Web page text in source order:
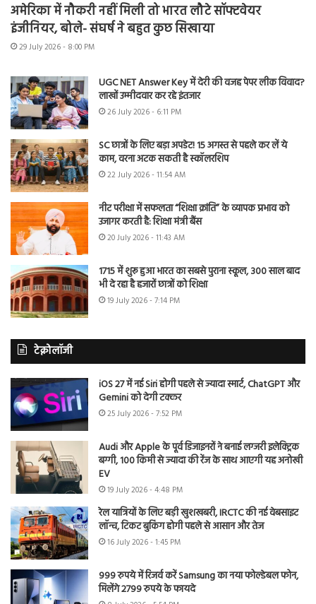
अमेरिका में नौकरी नहीं मिली तो भारत लौटे सॉफ्टवेयर
इंजीनियर, बोले- संघर्ष ने बहुत कुछ सिखाया
29 July 2026 - 8:00 PM
UGC NET Answer Key में देरी की वजह पेपर लीक विवाद?
लाखों उम्मीदवार कर रहे इंतजार
26 July 2026 - 6:11 PM
SC छात्रों के लिए बड़ा अपडेट! 15 अगस्त से पहले कर लें ये
काम, वरना अटक सकती है स्कॉलरशिप
22 July 2026 - 11:54 AM
नीट परीक्षा में सफलता “शिक्षा क्रांति” के व्यापक प्रभाव को
उजागर करती है: शिक्षा मंत्री बैंस
20 July 2026 - 11:43 AM
1715 में शुरू हुआ भारत का सबसे पुराना स्कूल, 300 साल बाद
भी दे रहा है हजारों छात्रों को शिक्षा
19 July 2026 - 7:14 PM
टेक्नोलॉजी
iOS 27 में नई Siri होगी पहले से ज्यादा स्मार्ट, ChatGPT और
Gemini को देगी टक्कर
25 July 2026 - 7:52 PM
Audi और Apple के पूर्व डिजाइनरों ने बनाई लग्जरी इलेक्ट्रिक
बग्गी, 100 किमी से ज्यादा की रेंज के साथ आएगी यह अनोखी
EV
19 July 2026 - 4:48 PM
रेल यात्रियों के लिए बड़ी खुशखबरी, IRCTC की नई वेबसाइट
लॉन्च, टिकट बुकिंग होगी पहले से आसान और तेज
16 July 2026 - 1:45 PM
999 रुपये में रिजर्व करें Samsung का नया फोल्डेबल फोन,
मिलेंगे 2799 रुपये के फायदे